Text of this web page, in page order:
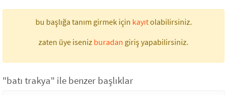
bu başlığa tanım girmek için kayıtolabilirsiniz.
zaten üye iseniz buradan giriş yapabilirsiniz.
"batı trakya" ile benzer başlıklar